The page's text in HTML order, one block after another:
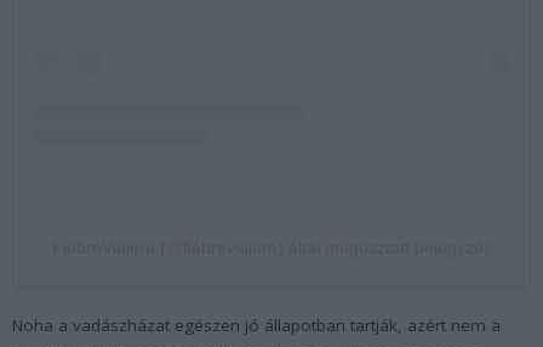
Noha a vadászházat egészen jó állapotban tartják, azért nem a